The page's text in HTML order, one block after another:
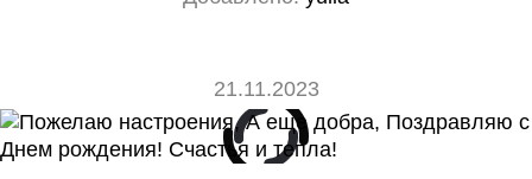
21.11.2023